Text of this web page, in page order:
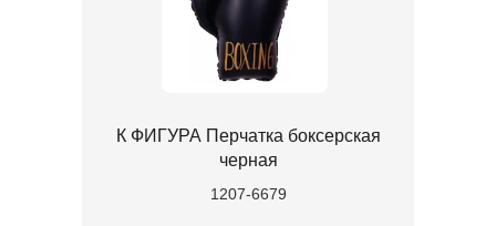
К ФИГУРА Перчатка боксерская
черная
1207-6679